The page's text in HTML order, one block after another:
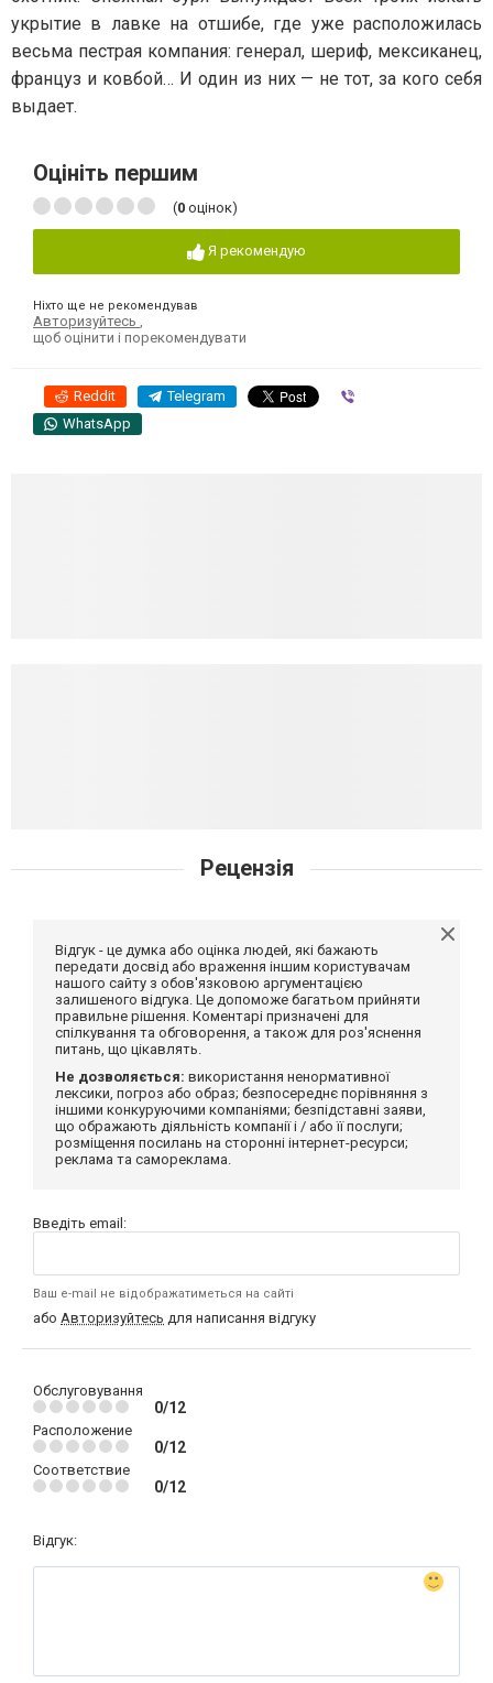
укрытие в лавке на отшибе, где уже расположилась
весьма пестрая компания: генерал, шериф, мексиканец,
француз и ковбой… И один из них — не тот, за кого себя
выдает.
Оцініть першим
(0 оцінок)
Я рекомендую
Ніхто ще не рекомендував
Авторизуйтесь
щоб оцінити і порекомендувати
Reddit Telegram
WhatsApp
Рецензія
Відгук - це думка або оцінка людей, які бажають
передати досвід або враження іншим користувачам
нашого сайту з обов'язковою аргументацією
залишеного відгука. Це допоможе багатьом прийняти
правильне рішення. Коментарі призначені для
спілкування та обговорення, а також для роз'яснення
питань, що цікавлять.
Не дозволяється: використання ненормативної
лексики, погроз або образ; безпосереднє порівняння з
іншими конкуруючими компаніями; безпідставні заяви,
що ображають діяльність компанії і / або її послуги;
розміщення посилань на сторонні інтернет-ресурси;
реклама та самореклама.
Введіть email:
Ваш e-mail не відображатиметься на сайті
або Авторизуйтесь для написання відгуку
Обслуговування
0/12
Расположение
0/12
Соответствие
0/12
Відгук: